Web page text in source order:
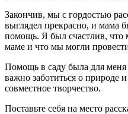
Закончив, мы с гордостью
выглядел прекрасно, и мама
помощь. Я был счастлив, что
маме и что мы могли
Помощь в саду была для
важно заботиться о природе
совместное творчество.
Поставьте себя на место